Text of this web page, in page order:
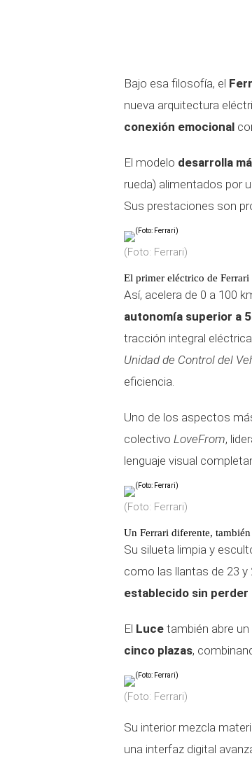
Bajo esa filosofía, el
nueva arquitectura
conexión emocional
El modelo desarrolla
rueda) alimentados por
Sus prestaciones son
(Foto: Ferrari)
El primer eléctrico de Ferrari
Así, acelera de 0 a 100
autonomía superior a
tracción integral
Unidad de Control del
eficiencia.
Uno de los aspectos
colectivo LoveFrom,
lenguaje visual
(Foto: Ferrari)
Un Ferrari diferente,
Su silueta limpia y
como las llantas de 23 y
establecido sin
El Luce también abre
cinco plazas,
(Foto: Ferrari)
Su interior mezcla
una interfaz digital